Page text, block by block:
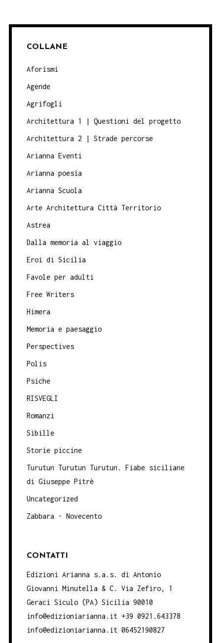
COLLANE
Aforismi
Agende
Agrifogli
Architettura 1 | Questioni del progetto
Architettura 2 | Strade percorse
Arianna Eventi
Arianna poesia
Arianna Scuola
Arte Architettura Città Territorio
Astrea
Dalla memoria al viaggio
Eroi di Sicilia
Favole per adulti
Free Writers
Himera
Memoria e paesaggio
Perspectives
Polis
Psiche
RISVEGLI
Romanzi
Sibille
Storie piccine
Turutun Turutun Turutun. Fiabe siciliane
di Giuseppe Pitrè
Uncategorized
Zabbara - Novecento
CONTATTI
Edizioni Arianna s.a.s. di Antonio
Giovanni Minutella & C. Via Zefiro, 1
Geraci Siculo (PA) Sicilia 90010
info@edizioniarianna.it +39 0921.643378
info@edizioniarianna.it 06452190827